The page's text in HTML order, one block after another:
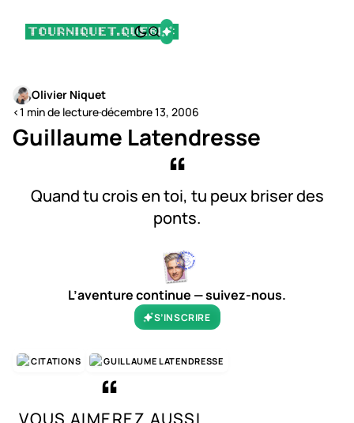
Olivier Niquet
<1 min de lecture·décembre 13, 2006
Guillaume Latendresse
Quand tu crois en toi, tu peux briser des
ponts.
L’aventure continue — suivez-nous.
S’INSCRIRE
CITATIONS GUILLAUME LATENDRESSE
VOUS AIMEREZ AUSSI